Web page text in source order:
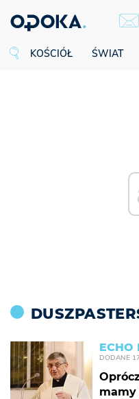
KOŚCIÓŁ ŚWIAT
ECHO
DODANE
mamy